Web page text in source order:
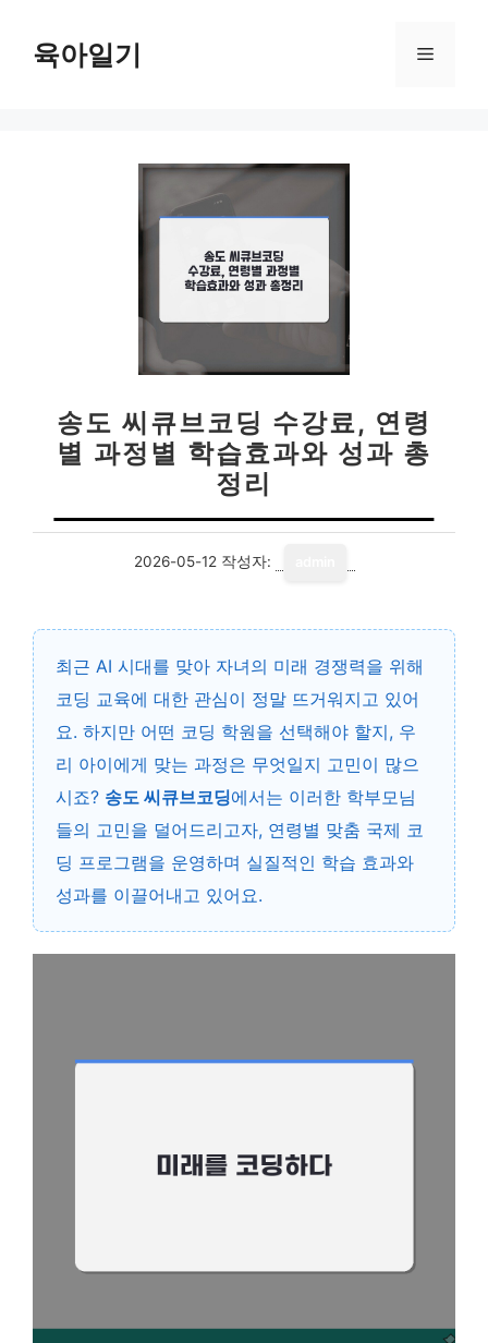
육아일기 메
송도 씨큐브코딩 수강료, 연령
별 과정별 학습효과와 성과 총
정리
2026-05-12 작성자:
최근 AI 시대를 맞아 자녀의 미래 경쟁력을 위해
코딩 교육에 대한 관심이 정말 뜨거워지고 있어
요. 하지만 어떤 코딩 학원을 선택해야 할지, 우
리 아이에게 맞는 과정은 무엇일지 고민이 많으
시죠? 송도 씨큐브코딩에서는 이러한 학부모님
들의 고민을 덜어드리고자, 연령별 맞춤 국제 코
딩 프로그램을 운영하며 실질적인 학습 효과와
성과를 이끌어내고 있어요.